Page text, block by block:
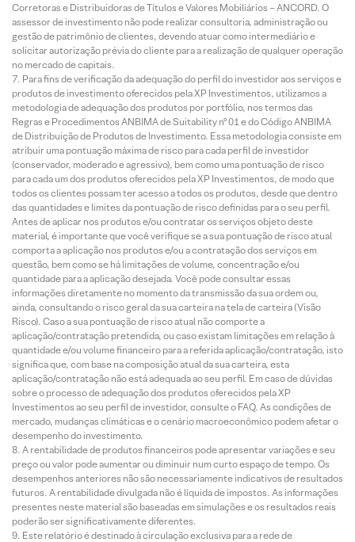
Corretoras e Distribuidoras de Títulos e Valores Mobiliários – ANCORD. O
assessor de investimento não pode realizar consultoria, administração ou
gestão de patrimônio de clientes, devendo atuar como intermediário e
solicitar autorização prévia do cliente para a realização de qualquer operação
no mercado de capitais.
Para fins de verificação da adequação do perfil do investidor aos serviços e
produtos de investimento oferecidos pela XP Investimentos, utilizamos a
metodologia de adequação dos produtos por portfólio, nos termos das
Regras e Procedimentos ANBIMA de Suitability nº 01 e do Código ANBIMA
de Distribuição de Produtos de Investimento. Essa metodologia consiste em
atribuir uma pontuação máxima de risco para cada perfil de investidor
(conservador, moderado e agressivo), bem como uma pontuação de risco
para cada um dos produtos oferecidos pela XP Investimentos, de modo que
todos os clientes possam ter acesso a todos os produtos, desde que dentro
das quantidades e limites da pontuação de risco definidas para o seu perfil.
Antes de aplicar nos produtos e/ou contratar os serviços objeto deste
material, é importante que você verifique se a sua pontuação de risco atual
comporta a aplicação nos produtos e/ou a contratação dos serviços em
questão, bem como se há limitações de volume, concentração e/ou
quantidade para a aplicação desejada. Você pode consultar essas
informações diretamente no momento da transmissão da sua ordem ou,
ainda, consultando o risco geral da sua carteira na tela de carteira (Visão
Risco). Caso a sua pontuação de risco atual não comporte a
aplicação/contratação pretendida, ou caso existam limitações em relação à
quantidade e/ou volume financeiro para a referida aplicação/contratação, isto
significa que, com base na composição atual da sua carteira, esta
aplicação/contratação não está adequada ao seu perfil. Em caso de dúvidas
sobre o processo de adequação dos produtos oferecidos pela XP
Investimentos ao seu perfil de investidor, consulte o FAQ. As condições de
mercado, mudanças climáticas e o cenário macroeconômico podem afetar o
desempenho do investimento.
A rentabilidade de produtos financeiros pode apresentar variações e seu
preço ou valor pode aumentar ou diminuir num curto espaço de tempo. Os
desempenhos anteriores não são necessariamente indicativos de resultados
futuros. A rentabilidade divulgada não é líquida de impostos. As informações
presentes neste material são baseadas em simulações e os resultados reais
poderão ser significativamente diferentes.
Este relatório é destinado à circulação exclusiva para a rede de